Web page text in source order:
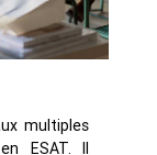
multiples
ESAT. Il